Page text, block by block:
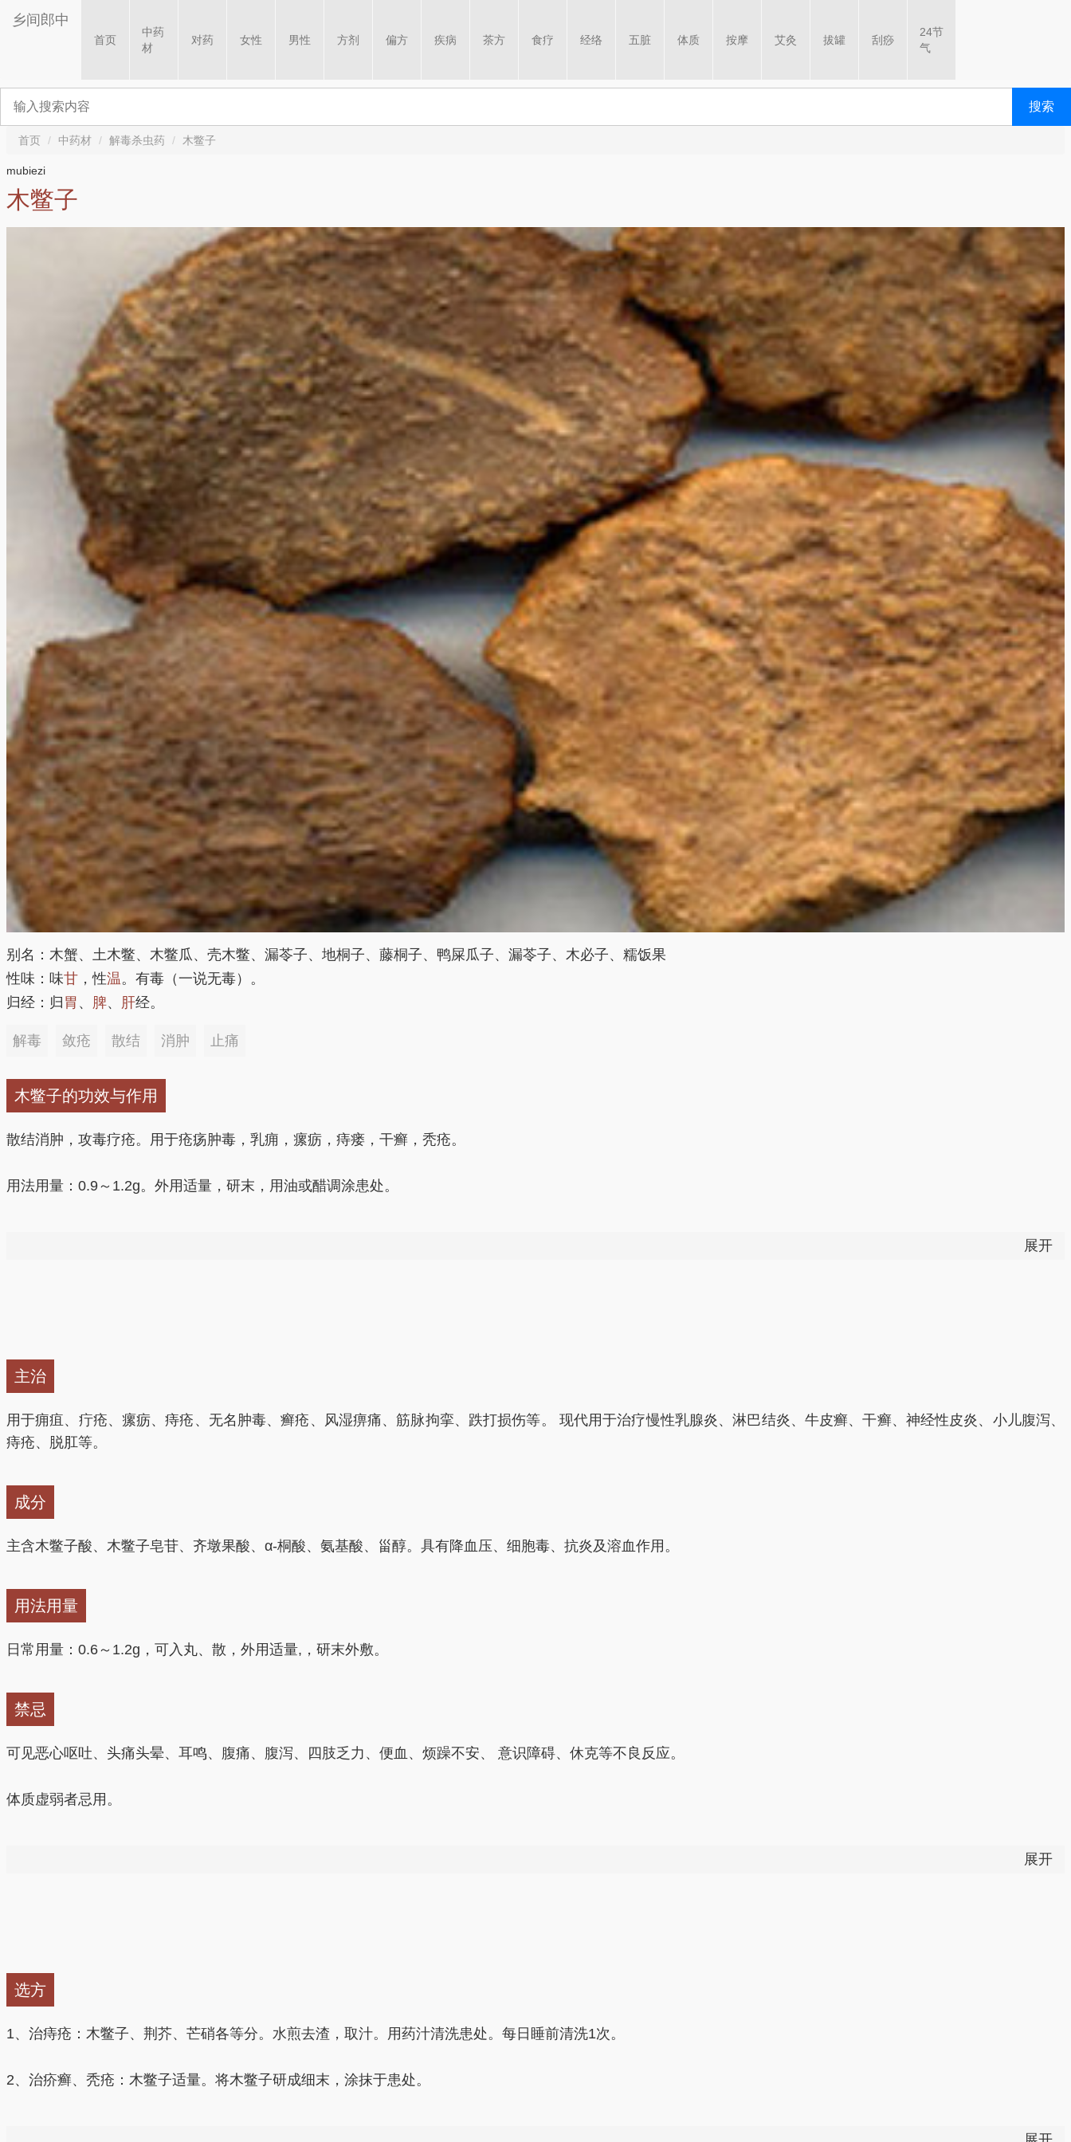
乡间郎中
首页
中药
材
对药 女性 男性 方剂 偏方 疾病 茶方 食疗 经络 五脏 体质 按摩 艾灸 拔罐 刮痧
24节
气
搜索
首页 中药材 解毒杀虫药 木鳖子
mubiezi
木鳖子
别名：木蟹、土木鳖、木鳖瓜、壳木鳖、漏苓子、地桐子、藤桐子、鸭屎瓜子、漏苓子、木必子、糯饭果
性味：味甘 ，性温。有毒（一说无毒）。
归经：归 胃 、 脾、 肝经。
解毒 敛疮 散结 消肿 止痛
木鳖子的功效与作用
散结消肿，攻毒疗疮。用于疮疡肿毒，乳痈，瘰疬，痔瘘，干癣，秃疮。
用法用量：0.9～1.2g。外用适量，研末，用油或醋调涂患处。
2.其他 本品能通经络，用治筋脉拘挛，可与乳香为末，清油、黄蜡为膏，取少许搓擦患处。
展开
主治
用于痈疽、疔疮、瘰疬、痔疮、无名肿毒、癣疮、风湿痹痛、筋脉拘挛、跌打损伤等。 现代用于治疗慢性乳腺炎、淋巴结炎、牛皮癣、干癣、神经性皮炎、小儿腹泻、
痔疮、脱肛等。
成分
主含木鳖子酸、木鳖子皂苷、齐墩果酸、α-桐酸、氨基酸、甾醇。具有降血压、细胞毒、抗炎及溶血作用。
用法用量
日常用量：0.6～1.2g，可入丸、散，外用适量,，研末外敷。
禁忌
可见恶心呕吐、头痛头晕、耳鸣、腹痛、腹泻、四肢乏力、便血、烦躁不安、 意识障碍、休克等不良反应。
体质虚弱者忌用。
展开
选方
1、治痔疮：木鳖子、荆芥、芒硝各等分。水煎去渣，取汁。用药汁清洗患处。每日睡前清洗1次。
2、治疥癣、秃疮：木鳖子适量。将木鳖子研成细末，涂抹于患处。